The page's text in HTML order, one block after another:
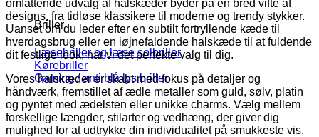
Briller
Læsebriller og læse solbriller
Kørebriller
Gaming / anti blå lys briller
omfattende udvalg af halskæder byder på en bred vifte af
designs, fra tidløse klassikere til moderne og trendy stykker.
Uanset om du leder efter en subtilt fortryllende kæde til
hverdagsbrug eller en iøjnefaldende halskæde til at fuldende
dit festlige look, har vi det perfekte valg til dig.
Vores halskæder er skabt med fokus på detaljer og
håndværk, fremstillet af ædle metaller som guld, sølv, platin
og pyntet med ædelsten eller unikke charms. Vælg mellem
forskellige længder, stilarter og vedhæng, der giver dig
mulighed for at udtrykke din individualitet på smukkeste vis.